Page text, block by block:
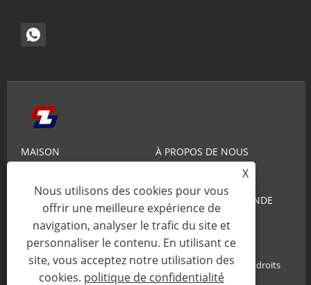
MAISON
À PROPOS DE NOUS
ENVOYER UNE DEMANDE
CONTACTEZ-NOUS
Copyright© 2025 Xiamen Zhaobao Magnet Co., Ltd. Tous droits
réservés.
X
Nous utilisons des cookies pour vous
offrir une meilleure expérience de
navigation, analyser le trafic du site et
personnaliser le contenu. En utilisant ce
site, vous acceptez notre utilisation des
cookies. politique de confidentialité